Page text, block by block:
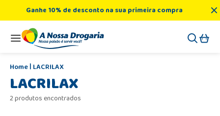
Ganhe 10% de desconto na sua primeira compra
LACRILAX
LACRILAX
2 produtos encontrados